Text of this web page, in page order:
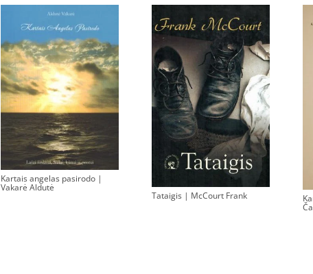
Kartais angelas pasirodo |
Vakarė Aldutė
Tataigis | McCourt Frank